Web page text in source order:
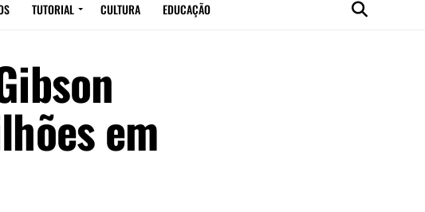
TUTORIAL CULTURA EDUCAÇÃO
em